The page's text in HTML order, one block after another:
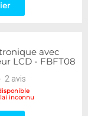
avec
LCD - FBFT08
2 avis
inconnu